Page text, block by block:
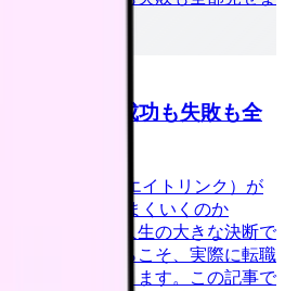
験談12選｜成功も失敗も全
ン（アフィリエイトリンク）が
ど、本当にうまくいくのか
です。転職は人生の大きな決断で
ません。だからこそ、実際に転職
談が参考になります。この記事で